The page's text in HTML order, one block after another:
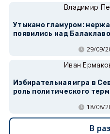
Владимир
Утыкано гламуром:
появились над
29/09/
Иван
Избирательная игра в
роль политического
18/08/
В